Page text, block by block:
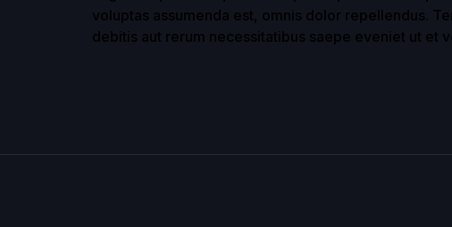
voluptas assumenda est, omnis dolor repellendus.
debitis aut rerum necessitatibus saepe eveniet ut et